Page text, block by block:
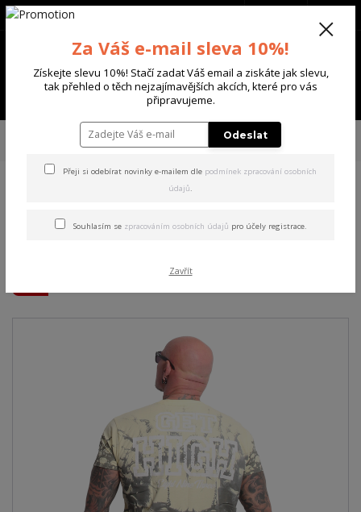
Menu
+420 702 136 620
TRIKA & TÍLKA
Yakuza pánské tričko Get High Allover
Regular T-Shirt dark/gull/gray S
High Allover Regular T-Shirt
Za Váš e-mail sleva 10%!
Získejte slevu 10%! Stačí zadat Váš email a ziskáte jak slevu,
tak přehled o těch nejzajímavějších akcích, které pro vás
připravujeme.
Odeslat
Přeji si odebírat novinky e-mailem dle podmínek zpracování osobních
údajů.
Souhlasím se zpracováním osobních údajů pro účely registrace.
Zavřít